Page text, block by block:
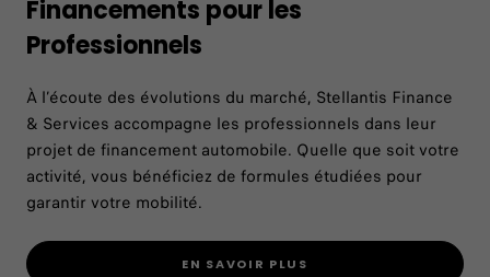
Financements pour les
Professionnels
À l’écoute des évolutions du marché, Stellantis Finance
& Services accompagne les professionnels dans leur
projet de financement automobile. Quelle que soit votre
activité, vous bénéficiez de formules étudiées pour
garantir votre mobilité.
EN SAVOIR PLUS